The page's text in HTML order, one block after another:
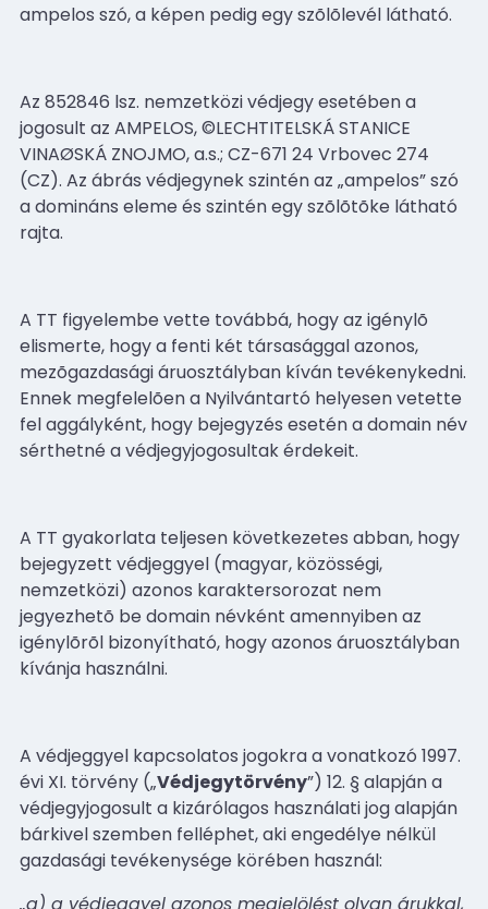
ampelos szó, a képen pedig egy szõlõlevél látható.
Az 852846 lsz. nemzetközi védjegy esetében a
jogosult az AMPELOS, ©LECHTITELSKÁ STANICE
VINAØSKÁ ZNOJMO, a.s.; CZ-671 24 Vrbovec 274
(CZ). Az ábrás védjegynek szintén az „ampelos” szó
a domináns eleme és szintén egy szõlõtõke látható
rajta.
A TT figyelembe vette továbbá, hogy az igénylõ
elismerte, hogy a fenti két társasággal azonos,
mezõgazdasági áruosztályban kíván tevékenykedni.
Ennek megfelelõen a Nyilvántartó helyesen vetette
fel aggályként, hogy bejegyzés esetén a domain név
sérthetné a védjegyjogosultak érdekeit.
A TT gyakorlata teljesen következetes abban, hogy
bejegyzett védjeggyel (magyar, közösségi,
nemzetközi) azonos karaktersorozat nem
jegyezhetõ be domain névként amennyiben az
igénylõrõl bizonyítható, hogy azonos áruosztályban
kívánja használni.
A védjeggyel kapcsolatos jogokra a vonatkozó 1997.
évi XI. törvény („Védjegytörvény”) 12. § alapján a
védjegyjogosult a kizárólagos használati jog alapján
bárkivel szemben felléphet, aki engedélye nélkül
gazdasági tevékenysége körében használ:
„a) a védjeggyel azonos megjelölést olyan árukkal,